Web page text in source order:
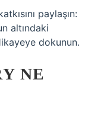
paylaşın:
altındaki
dokunun.
NE